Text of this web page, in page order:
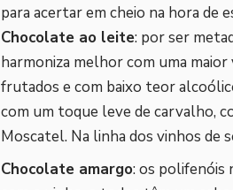
para acertar em cheio na hora de
Chocolate ao leite: por ser
harmoniza melhor com uma
frutados e com baixo teor
com um toque leve de carvalho,
Moscatel. Na linha dos vinhos de
Chocolate amargo: os polifenóis